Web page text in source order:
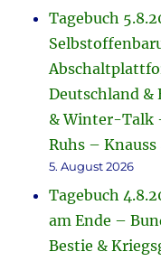
Tagebuch
Deutschland &
& Winter-Talk
Ruhs –
5. August 2026
Tagebuch
am Ende –
Bestie &